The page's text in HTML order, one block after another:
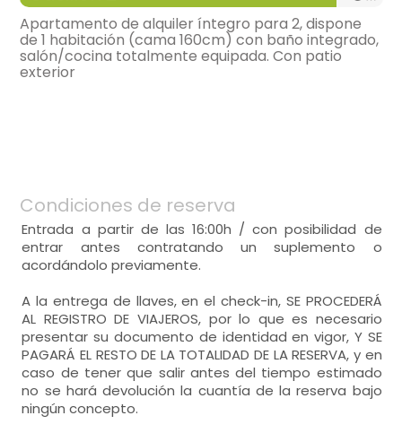
-
80 m²,
General:
- cocina abierta al salón
cocina de gashorno, microondas, frigorífico,
-menaje de cocina, cafetera, batidora ,
tostadora,
- lavavajillas, lavadora,
habitación de matrimonio
- cama de matrimonio (190x160 cm.)
Apartamento de alquiler íntegro para 2, dispone
de 1 habitación (cama 160cm) con baño integrado,
salón/cocina totalmente equipada. Con patio
exterior
Distribución:
salón(35 m²)
- sofá dos plazas, sillas = 2, mesa de comedor,
- tv,
cocina(15 m²)
- cocina abierta al salón
- cocina de gashorno, microondas, frigorífico,
-menaje de cocina, cafetera, batidora ,
tostadora,
- lavavajillas, lavadora,
Condiciones de reserva
Entrada a partir de las 16:00h / con posibilidad de
entrar antes contratando un suplemento o
acordándolo previamente.
A la entrega de llaves, en el check-in, SE PROCEDERÁ
AL REGISTRO DE VIAJEROS, por lo que es necesario
presentar su documento de identidad en vigor, Y SE
PAGARÁ EL RESTO DE LA TOTALIDAD DE LA RESERVA, y en
caso de tener que salir antes del tiempo estimado
no se hará devolución la cuantía de la reserva bajo
ningún concepto.